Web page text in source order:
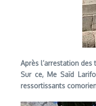
Après l’arrestation
Sur ce, Me Saïd
ressortissants